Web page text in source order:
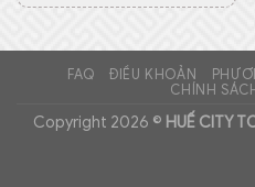
FAQ ĐIỀU KHOẢN
CHÍNH
Copyright 2026 © HUẾ CITY